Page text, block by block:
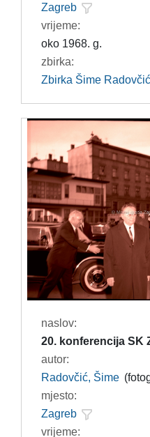
Zagreb
vrijeme:
oko 1968. g.
zbirka:
Zbirka Šime
naslov:
20. konferencija SK
autor:
Radovčić, Šime
mjesto:
Zagreb
vrijeme: